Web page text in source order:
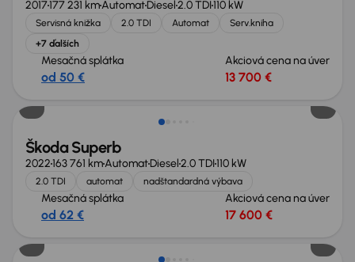
2017177 231 kmAutomatDiesel2.0 TDI110 kW
Servisná knižka 2.0 TDI Automat
Serv.kniha
+7 ďalších
Mesačná splátka
od 50 €
Akciová cena na úver
13 700 €
Škoda Superb
2022163 761 kmAutomatDiesel2.0 TDI110 kW
2.0 TDI automat nadštandardná výbava
Mesačná splátka
od 62 €
Akciová cena na úver
17 600 €
Zlacnené o 400 €